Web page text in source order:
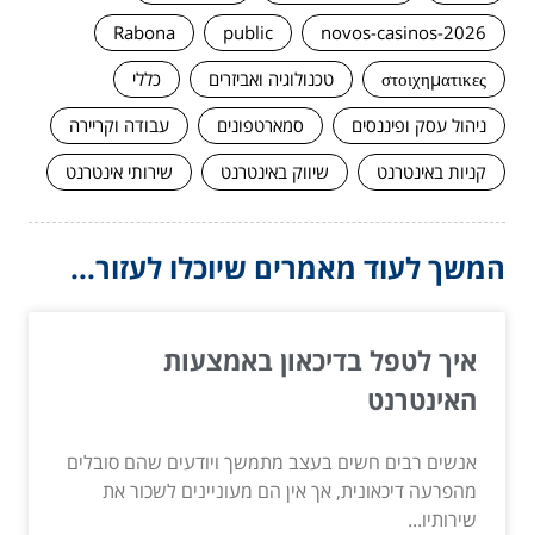
novos-casinos-2026
public
Rabona
στοιχηματικες
טכנולוגיה ואביזרים
כללי
ניהול עסק ופיננסים
סמארטפונים
עבודה וקריירה
קניות באינטרנט
שיווק באינטרנט שירותי אינטרנט
המשך לעוד מאמרים שיוכלו לעזור...
איך לטפל בדיכאון באמצעות
האינטרנט
אנשים רבים חשים בעצב מתמשך ויודעים שהם סובלים
מהפרעה דיכאונית, אך אין הם מעוניינים לשכור את
שירותיו...